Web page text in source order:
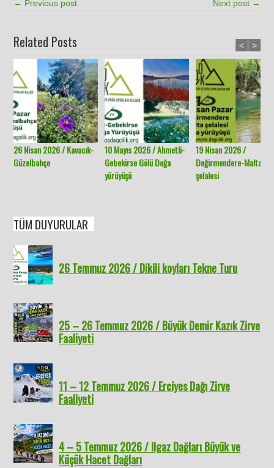
← Previous post Next post →
Related Posts
26 Nisan 2026 / Kavacık-
Güzelbahçe
10 Mayıs 2026 / Ahmetli-
Gebekirse Gölü Doğa
yürüyüşü
19 Nisan 2026 /
Değirmendere-Malta
şelalesi
< >
TÜM DUYURULAR
26 Temmuz 2026 / Dikili koyları Tekne Turu
25 – 26 Temmuz 2026 / Büyük Demir Kazık Zirve
Faaliyeti
11 – 12 Temmuz 2026 / Erciyes Dağı Zirve
Faaliyeti
4 – 5 Temmuz 2026 / Ilgaz Dağları Büyük ve
Küçük Hacet Dağları